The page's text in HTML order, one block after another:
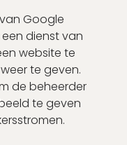
Google
dienst van
website te
te geven.
de beheerder
te geven